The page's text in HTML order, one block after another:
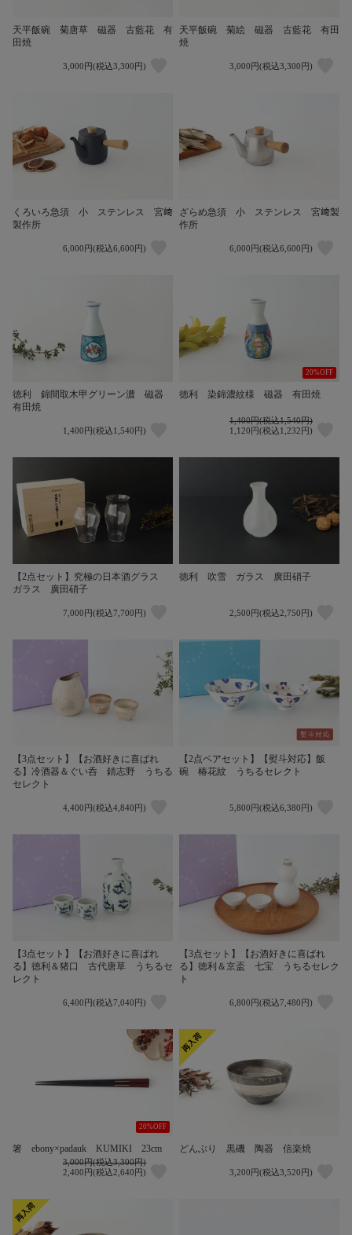
天平飯碗 菊唐草 磁器 古藍花 有
田焼
3,000円(税込3,300円)
天平飯碗 菊絵 磁器 古藍花 有田
焼
3,000円(税込3,300円)
くろいろ急須 小 ステンレス 宮﨑
製作所
6,000円(税込6,600円)
ざらめ急須 小 ステンレス 宮﨑製
作所
6,000円(税込6,600円)
徳利 錦間取木甲グリーン濃 磁器
有田焼
1,400円(税込1,540円)
20%OFF
徳利 染錦濃紋様 磁器 有田焼
1,400円(税込1,540円)
1,120円(税込1,232円)
【2点セット】究極の日本酒グラス
ガラス 廣田硝子
7,000円(税込7,700円)
徳利 吹雪 ガラス 廣田硝子
2,500円(税込2,750円)
【3点セット】【お酒好きに喜ばれ
る】冷酒器＆ぐい呑 錆志野 うちる
セレクト
4,400円(税込4,840円)
【2点ペアセット】【熨斗対応】飯
碗 椿花紋 うちるセレクト
5,800円(税込6,380円)
【3点セット】【お酒好きに喜ばれ
る】徳利＆猪口 古代唐草 うちるセ
レクト
6,400円(税込7,040円)
【3点セット】【お酒好きに喜ばれ
る】徳利＆京盃 七宝 うちるセレク
ト
6,800円(税込7,480円)
20%OFF
箸 ebony×padauk KUMIKI 23cm
3,000円(税込3,300円)
2,400円(税込2,640円)
どんぶり 黒磯 陶器 信楽焼
3,200円(税込3,520円)